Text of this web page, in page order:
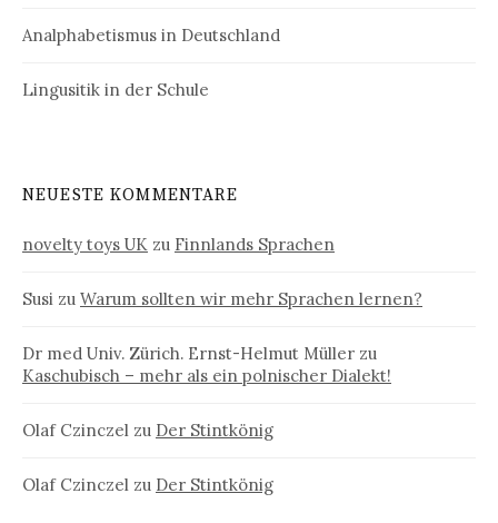
Analphabetismus in Deutschland
Lingusitik in der Schule
NEUESTE KOMMENTARE
novelty toys UK zu Finnlands Sprachen
Susi zu Warum sollten wir mehr Sprachen lernen?
Dr med Univ. Zürich. Ernst-Helmut Müller zu
Kaschubisch – mehr als ein polnischer Dialekt!
Olaf Czinczel zu Der Stintkönig
Olaf Czinczel zu Der Stintkönig